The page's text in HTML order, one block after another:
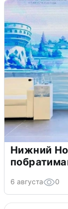
Нижний
6 августа 0